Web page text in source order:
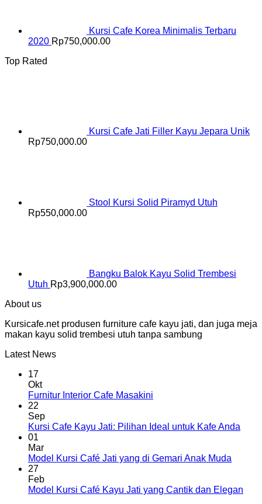
Kursi Cafe Korea Minimalis Terbaru
2020 Rp750,000.00
Top Rated
Kursi Cafe Jati Filler Kayu Jepara Unik
Rp750,000.00
Stool Kursi Solid Piramyd Utuh
Rp550,000.00
Bangku Balok Kayu Solid Trembesi
Utuh Rp3,900,000.00
About us
Kursicafe.net produsen furniture cafe kayu jati, dan juga meja
makan kayu solid trembesi utuh tanpa sambung
Latest News
17
Okt
Furnitur Interior Cafe Masakini
22
Sep
Kursi Cafe Kayu Jati: Pilihan Ideal untuk Kafe Anda
01
Mar
Model Kursi Café Jati yang di Gemari Anak Muda
27
Feb
Model Kursi Café Kayu Jati yang Cantik dan Elegan